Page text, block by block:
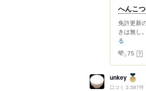
へんこ
免許更新
きは無し
る
75 ？
unkey
口コミ 2,587件